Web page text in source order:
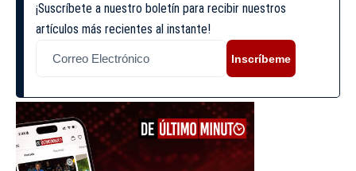
¡Suscríbete a nuestro boletín para recibir nuestros
artículos más recientes al instante!
Inscríbeme